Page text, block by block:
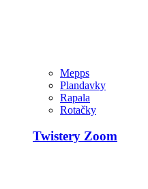
Mepps
Plandavky
Rapala
Rotačky
Twistery Zoom